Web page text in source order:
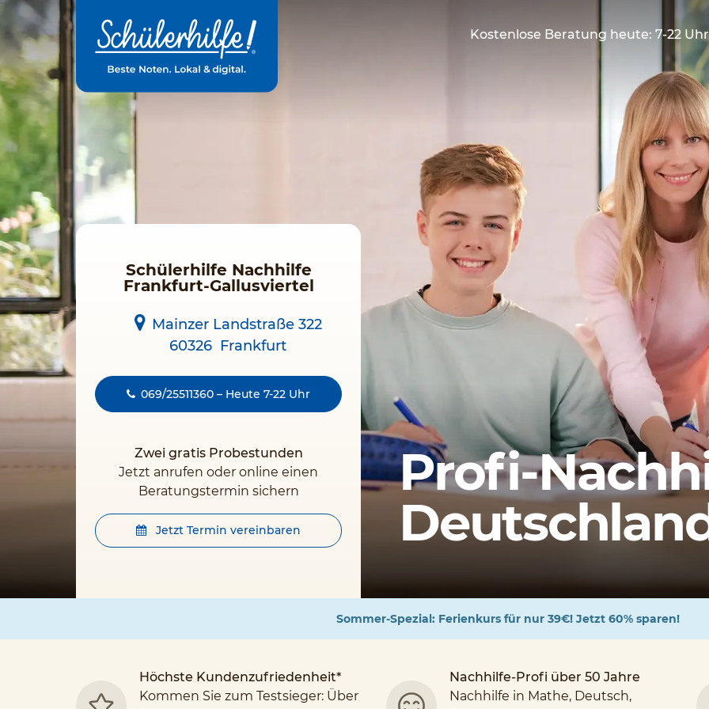
Zum
Hauptinhalt
Kostenlose Beratung heute: 7-22 Uhr
Profi-
Schülerhilfe Nachhilfe
Frankfurt-Gallusviertel
Mainzer Landstraße 322
60326 Frankfurt
Zwei gratis Probestunden
Jetzt anrufen oder online einen
Beratungstermin sichern
069/25511360 – Heute 7-22 Uhr
Jetzt Termin vereinbaren
Sommer-Spezial: Ferienkurs für nur 39€! Jetzt 60% sparen!
Höchste Kundenzufriedenheit*
Kommen Sie zum Testsieger: Über
Nachhilfe-Profi über 50 Jahre
Nachhilfe in Mathe, Deutsch,